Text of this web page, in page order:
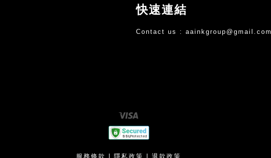
快速連結
Contact us : aainkgroup@gmail.com
服務條款 隱私政策 退款政策